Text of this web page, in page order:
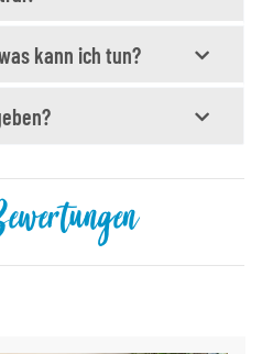
kann ich tun?